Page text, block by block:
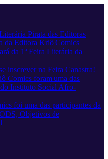
Pirata das Editoras
da Editora Kriô Comics
da 1ª Feira Literária da
inscrever na Feira Canastra!
Comics foram uma das
do Instituto Social Afro-
foi uma das participantes da
Objetivos de